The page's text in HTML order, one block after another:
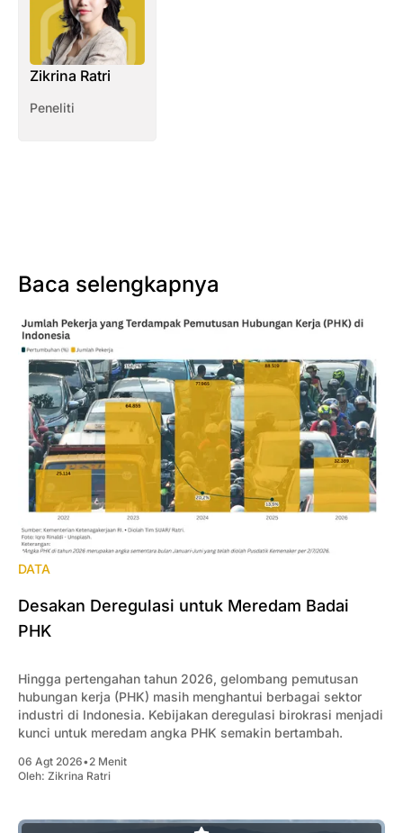
Zikrina Ratri
Peneliti
Baca selengkapnya
DATA
Desakan Deregulasi untuk Meredam Badai
PHK
Hingga pertengahan tahun 2026, gelombang pemutusan
hubungan kerja (PHK) masih menghantui berbagai sektor
industri di Indonesia. Kebijakan deregulasi birokrasi menjadi
kunci untuk meredam angka PHK semakin bertambah.
06 Agt 2026•2 Menit
Oleh: Zikrina Ratri